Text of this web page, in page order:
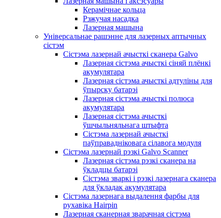
Керамічнае кольца
Рэжучая насадка
Лазерная машына
Універсальнае рашэнне для лазерных аптычных
сістэм
Сістэма лазернай ачысткі сканера Galvo
Лазерная сістэма ачысткі сіняй плёнкі
акумулятара
Лазерная сістэма ачысткі адтуліны для
ўпырску батарэі
Лазерная сістэма ачысткі полюса
акумулятара
Лазерная сістэма ачысткі
ўшчыльняльнага штыфта
Сістэма лазернай ачысткі
паўправадніковага сілавога модуля
Сістэма лазернай рэзкі Galvo Scanner
Лазерная сістэма рэзкі сканера на
ўкладцы батарэі
Сістэма зваркі і рэзкі лазернага сканера
для ўкладак акумулятара
Сістэма лазернага выдалення фарбы для
рухавіка Hairpin
Лазерная сканерная зварачная сістэма